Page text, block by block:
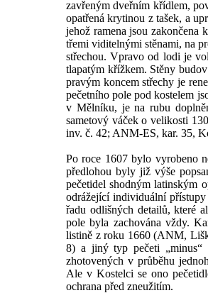
zavřeným dveřním křídlem,
opatřená krytinou z tašek, a
jehož ramena jsou zakončena
třemi viditelnými stěnami, na
střechou. Vpravo od lodi je
tlapatým křížkem. Stěny
pravým koncem střechy je
pečetního pole pod kostelem
v Mělníku, je na rubu
sametový váček o velikosti
inv. č. 42; ANM-ES, kar. 35,
Po roce 1607 bylo vyrobeno
předlohou byly již výše
pečetidel shodným latinským
odrážející individuální
řadu odlišných detailů, které
pole byla zachována vždy.
listině z roku 1660 (ANM,
8) a jiný typ pečeti „minus“
zhotovených v průběhu
Ale v Kostelci se ono
ochrana před zneužitím.